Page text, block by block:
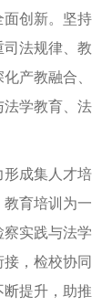
面创新。坚持
法规律、教
产教融合、
法学教育、法
形成集人才培
育培训为一
实践与法学
，检校协同
提升，助推